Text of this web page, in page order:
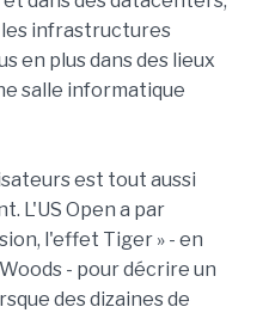
infrastructures
en plus dans des lieux
salle informatique
est tout aussi
L'US Open a par
l'effet Tiger » - en
- pour décrire un
des dizaines de